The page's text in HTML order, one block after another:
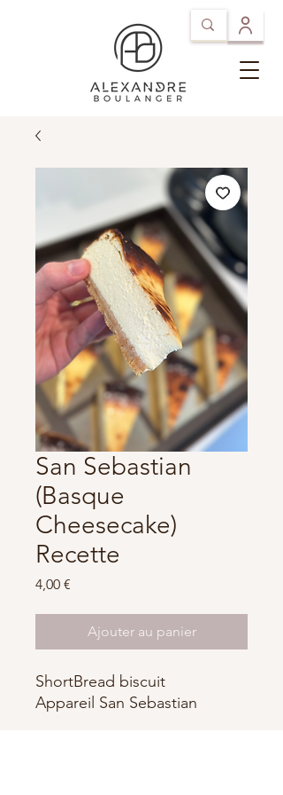
San Sebastian
(Basque
Cheesecake)
Recette
4,00 €
Ajouter au panier
ShortBread biscuit
Appareil San Sebastian